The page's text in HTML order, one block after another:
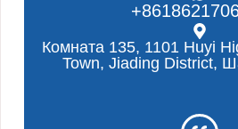
Комната 135, 1101 Huyi
Town, Jiading District,